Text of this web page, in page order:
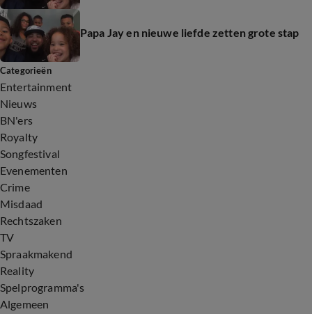
Papa Jay en nieuwe liefde zetten grote stap
Categorieën
Entertainment
Nieuws
BN'ers
Royalty
Songfestival
Evenementen
Crime
Misdaad
Rechtszaken
TV
Spraakmakend
Reality
Spelprogramma's
Algemeen